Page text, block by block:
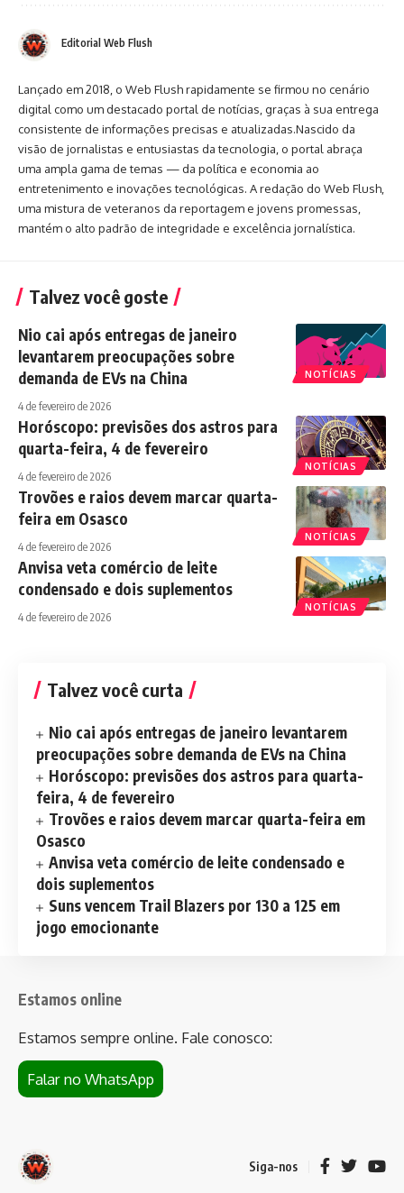
Editorial Web Flush
Lançado em 2018, o Web Flush rapidamente se firmou no cenário
digital como um destacado portal de notícias, graças à sua entrega
consistente de informações precisas e atualizadas.Nascido da
visão de jornalistas e entusiastas da tecnologia, o portal abraça
uma ampla gama de temas — da política e economia ao
entretenimento e inovações tecnológicas. A redação do Web Flush,
uma mistura de veteranos da reportagem e jovens promessas,
mantém o alto padrão de integridade e excelência jornalística.
Talvez você goste
NOTÍCIAS
Nio cai após entregas de janeiro
levantarem preocupações sobre
demanda de EVs na China
4 de fevereiro de 2026
NOTÍCIAS
Horóscopo: previsões dos astros para
quarta-feira, 4 de fevereiro
4 de fevereiro de 2026
NOTÍCIAS
Trovões e raios devem marcar quarta-
feira em Osasco
4 de fevereiro de 2026
NOTÍCIAS
Anvisa veta comércio de leite
condensado e dois suplementos
4 de fevereiro de 2026
Talvez você curta
Nio cai após entregas de janeiro levantarem
preocupações sobre demanda de EVs na China
Horóscopo: previsões dos astros para quarta-
feira, 4 de fevereiro
Trovões e raios devem marcar quarta-feira em
Osasco
Anvisa veta comércio de leite condensado e
dois suplementos
Suns vencem Trail Blazers por 130 a 125 em
jogo emocionante
Estamos online
Estamos sempre online. Fale conosco:
Falar no WhatsApp
Siga-nos